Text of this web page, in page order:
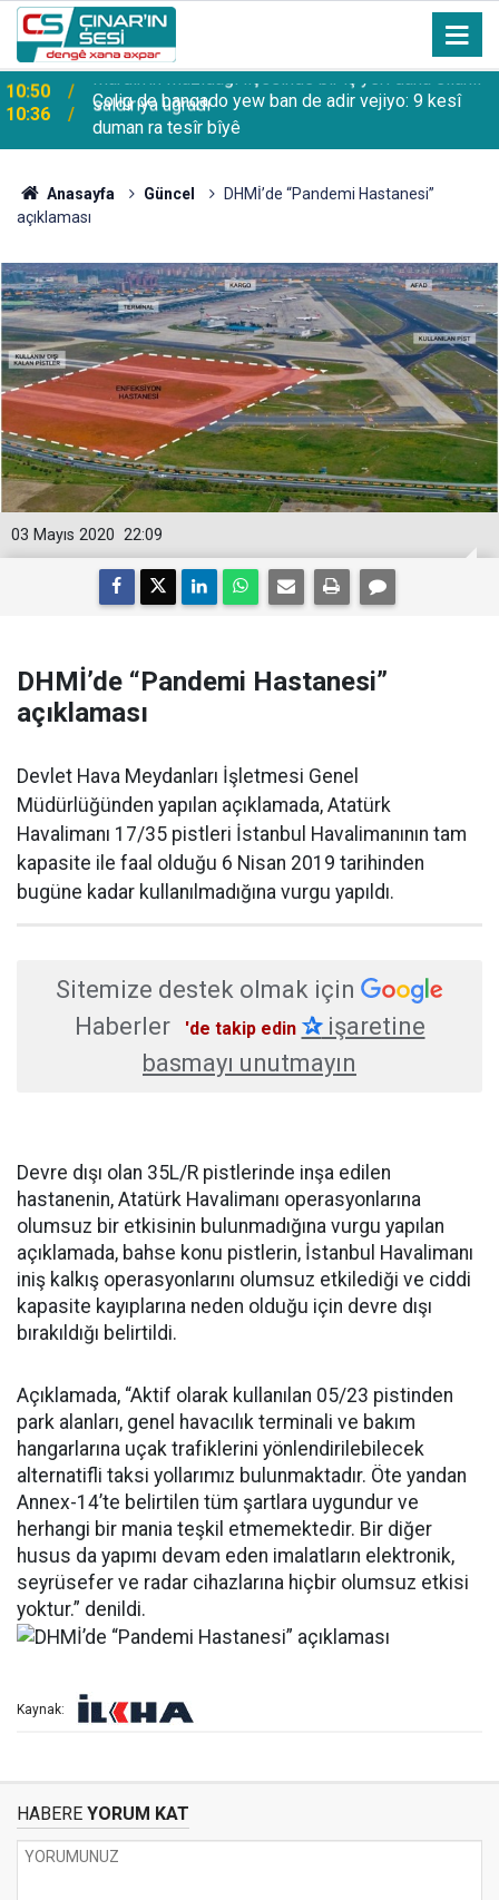
10:36
Çolig de banqado yew ban de adir vejiyo: 9 kesî
duman ra tesîr bîyê
Anasayfa Güncel
DHMİ’de “Pandemi Hastanesi”
açıklaması
22:09
03 Mayıs 2020
DHMİ’de “Pandemi Hastanesi”
açıklaması
Devlet Hava Meydanları İşletmesi Genel
Müdürlüğünden yapılan açıklamada, Atatürk
Havalimanı 17/35 pistleri İstanbul Havalimanının tam
kapasite ile faal olduğu 6 Nisan 2019 tarihinden
bugüne kadar kullanılmadığına vurgu yapıldı.
Sitemize destek olmak için
Haberler
'de takip edin ✰işaretine
basmayı unutmayın
Devre dışı olan 35L/R pistlerinde inşa edilen
hastanenin, Atatürk Havalimanı operasyonlarına
olumsuz bir etkisinin bulunmadığına vurgu yapılan
açıklamada, bahse konu pistlerin, İstanbul Havalimanı
iniş kalkış operasyonlarını olumsuz etkilediği ve ciddi
kapasite kayıplarına neden olduğu için devre dışı
bırakıldığı belirtildi.
Açıklamada, “Aktif olarak kullanılan 05/23 pistinden
park alanları, genel havacılık terminali ve bakım
hangarlarına uçak trafiklerini yönlendirilebilecek
alternatifli taksi yollarımız bulunmaktadır. Öte yandan
Annex-14’te belirtilen tüm şartlara uygundur ve
herhangi bir mania teşkil etmemektedir. Bir diğer
husus da yapımı devam eden imalatların elektronik,
seyrüsefer ve radar cihazlarına hiçbir olumsuz etkisi
yoktur.” denildi.
Kaynak:
HABERE YORUM KAT